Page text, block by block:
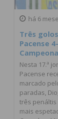
há 6
Três
Pacense
Nesta 17.ª
Pacense
marcado
paradas,
três penáltis
mais